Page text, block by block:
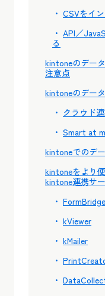
CSVをイ
API／
る
kintoneのデー
注意点
kintoneのデー
クラウド
Smart at
kintoneでのデ
kintoneをより
kintone連携サ
FormBridge
kViewer
kMailer